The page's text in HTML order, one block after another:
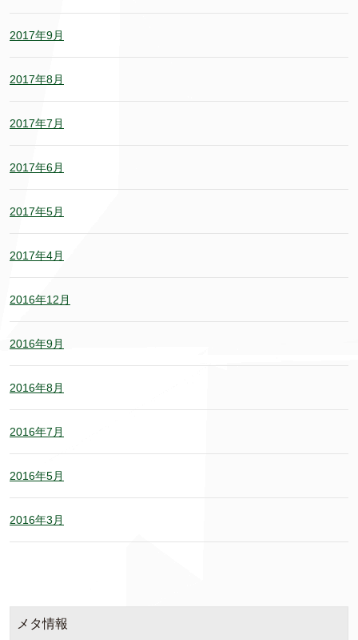
2017年9月
2017年8月
2017年7月
2017年6月
2017年5月
2017年4月
2016年12月
2016年9月
2016年8月
2016年7月
2016年5月
2016年3月
メタ情報